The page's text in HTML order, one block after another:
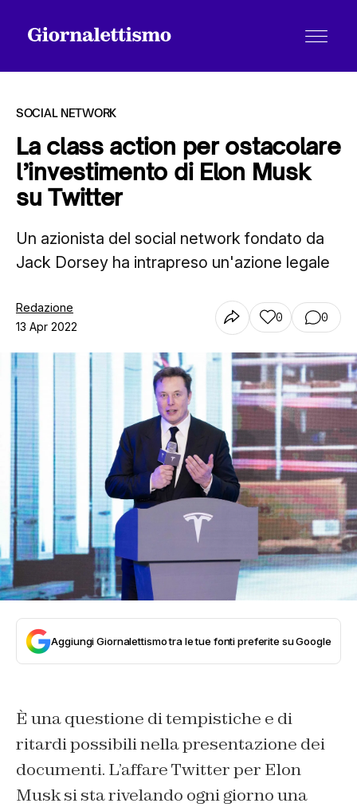
Tutti gli articoli
Chi siamo
Contatti
SOCIAL NETWORK
La class action per ostacolare
l’investimento di Elon Musk
su Twitter
Un azionista del social network fondato da
Jack Dorsey ha intrapreso un'azione legale
Redazione
13 Apr 2022
0 0
Aggiungi Giornalettismo tra le tue fonti preferite su Google
È una questione di tempistiche e di
ritardi possibili nella presentazione dei
documenti. L’affare Twitter per Elon
Musk si sta rivelando ogni giorno una